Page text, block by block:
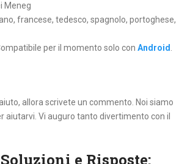
Meneg
francese, tedesco, spagnolo, portoghese,
per il momento solo con Android.
allora scrivete un commento. Noi siamo
aiutarvi. Vi auguro tanto divertimento con il
e Risposte: